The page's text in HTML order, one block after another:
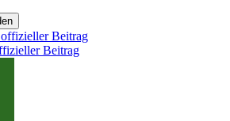
Beitrag
Beitrag